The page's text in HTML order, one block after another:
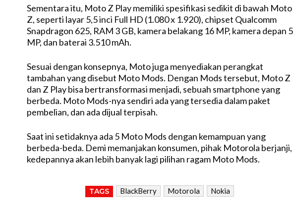
Sementara itu, Moto Z Play memiliki spesifikasi sedikit di bawah Moto
Z, seperti layar 5,5 inci Full HD (1.080 x 1.920), chipset Qualcomm
Snapdragon 625, RAM 3 GB, kamera belakang 16 MP, kamera depan 5
MP, dan baterai 3.510 mAh.
Sesuai dengan konsepnya, Moto juga menyediakan perangkat
tambahan yang disebut Moto Mods. Dengan Mods tersebut, Moto Z
dan Z Play bisa bertransformasi menjadi, sebuah smartphone yang
berbeda. Moto Mods-nya sendiri ada yang tersedia dalam paket
pembelian, dan ada dijual terpisah.
Saat ini setidaknya ada 5 Moto Mods dengan kemampuan yang
berbeda-beda. Demi memanjakan konsumen, pihak Motorola berjanji,
kedepannya akan lebih banyak lagi pilihan ragam Moto Mods.
TAGS BlackBerry Motorola Nokia